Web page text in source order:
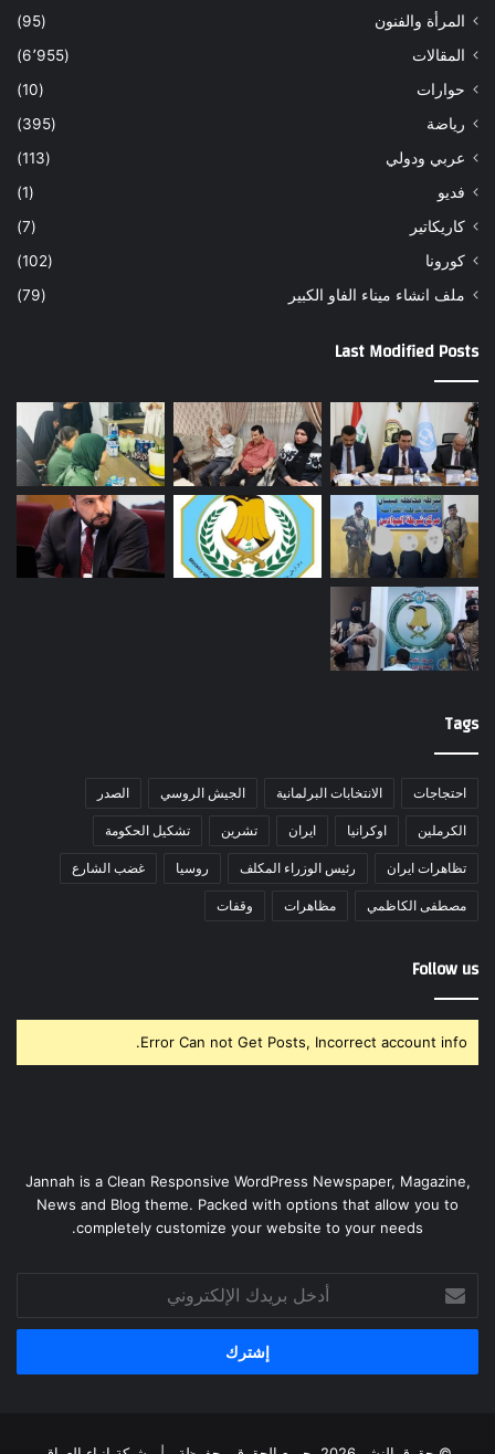
المرأة والفنون
(95)
المقالات
(6٬955)
حوارات
(10)
رياضة
(395)
عربي ودولي
(113)
فديو
(1)
كاريكاتير
(7)
كورونا
(102)
ملف انشاء ميناء الفاو الكبير
(79)
Last Modified Posts
Tags
احتجاجات الانتخابات البرلمانية الجيش الروسي الصدر
الكرملين اوكرانيا ايران تشرين تشكيل الحكومة
تظاهرات ايران رئيس الوزراء المكلف روسيا غضب الشارع
مصطفى الكاظمي مظاهرات وقفات
Follow us
Error Can not Get Posts, Incorrect account info.
Jannah is a Clean Responsive WordPress Newspaper, Magazine,
News and Blog theme. Packed with options that allow you to
completely customize your website to your needs.
بريدك
الإلكتروني